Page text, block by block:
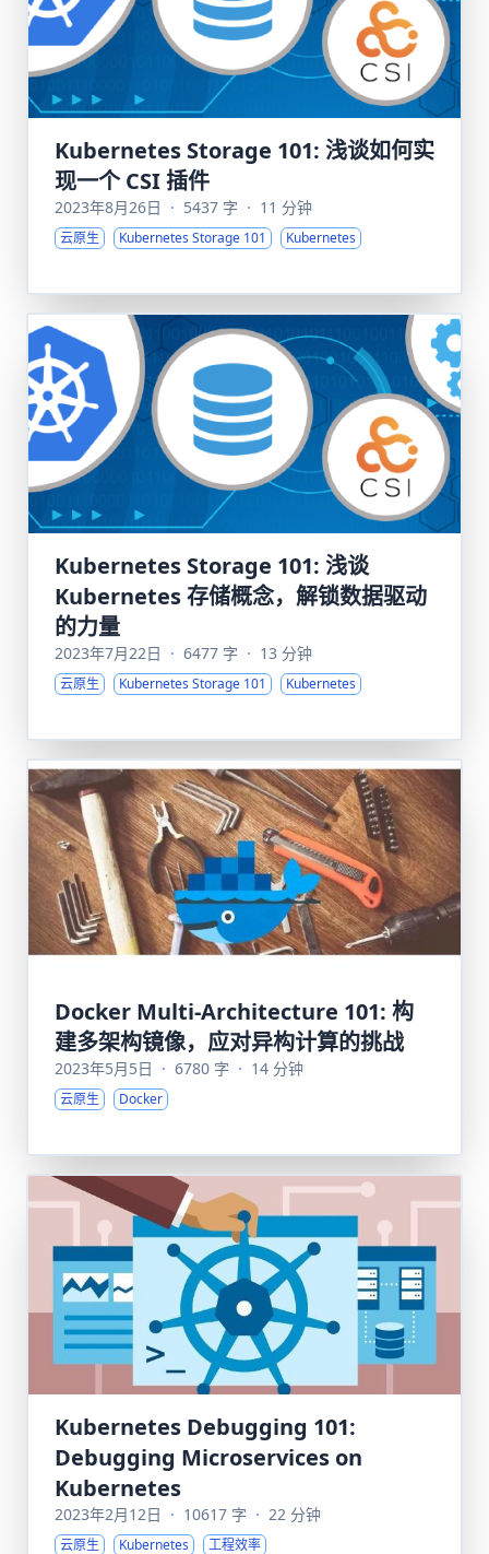
Kubernetes Storage 101: 浅谈如何实
现一个 CSI 插件
2023年8月26日 · 5437 字 · 11 分钟
云原生 Kubernetes Storage 101 Kubernetes
Kubernetes Storage 101: 浅谈
Kubernetes 存储概念，解锁数据驱动
的力量
2023年7月22日 · 6477 字 · 13 分钟
云原生 Kubernetes Storage 101 Kubernetes
Docker Multi-Architecture 101: 构
建多架构镜像，应对异构计算的挑战
2023年5月5日 · 6780 字 · 14 分钟
云原生 Docker
Kubernetes Debugging 101:
Debugging Microservices on
Kubernetes
2023年2月12日 · 10617 字 · 22 分钟
云原生 Kubernetes 工程效率